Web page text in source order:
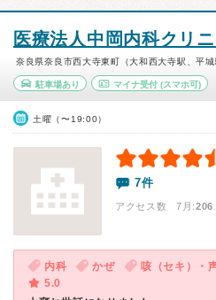
医療法人中岡内科クリ
奈良県奈良市西大寺東町（大和西大寺駅、平城
駐車場あり マイナ受付(スマホ可)
土曜（〜19:00）
7件
アクセス数 7月:206
内科 かぜ
咳（セキ）・
5.0